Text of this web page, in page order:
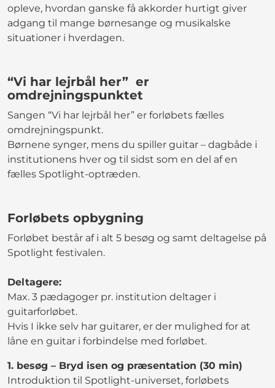
opleve, hvordan ganske få akkorder hurtigt giver
adgang til mange børnesange og musikalske
situationer i hverdagen.
“Vi har lejrbål her” er
omdrejningspunktet
Sangen “Vi har lejrbål her” er forløbets fælles
omdrejningspunkt.
Børnene synger, mens du spiller guitar – dagbåde i
institutionens hver og til sidst som en del af en
fælles Spotlight-optræden.
Forløbets opbygning
Forløbet består af i alt 5 besøg og samt deltagelse på
Spotlight festivalen.
Deltagere:
Max. 3 pædagoger pr. institution deltager i
guitarforløbet.
Hvis I ikke selv har guitarer, er der mulighed for at
låne en guitar i forbindelse med forløbet.
1. besøg – Bryd isen og præsentation (30 min)
Introduktion til Spotlight-universet, forløbets